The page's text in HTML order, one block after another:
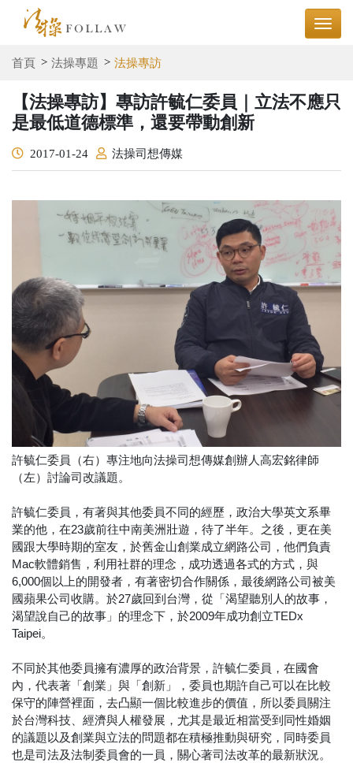
首頁 法操專題 法操專訪
【法操專訪】專訪許毓仁委員｜立法不應只
是最低道德標準，還要帶動創新
2017-01-24 法操司想傳媒
許毓仁委員（右）專注地向法操司想傳媒創辦人高宏銘律師
（左）討論司改議題。
許毓仁委員，有著與其他委員不同的經歷，政治大學英文系畢
業的他，在23歲前往中南美洲壯遊，待了半年。之後，更在美
國跟大學時期的室友，於舊金山創業成立網路公司，他們負責
Mac軟體銷售，利用社群的理念，成功透過各式的方式，與
6,000個以上的開發者，有著密切合作關係，最後網路公司被美
國蘋果公司收購。於27歲回到台灣，從「渴望聽別人的故事，
渴望說自己的故事」的理念下，於2009年成功創立TEDx
Taipei。
不同於其他委員擁有濃厚的政治背景，許毓仁委員，在國會
內，代表著「創業」與「創新」，委員也期許自己可以在比較
保守的陣營裡面，去凸顯一個比較進步的價值，所以委員關注
於台灣科技、經濟與人權發展，尤其是最近相當受到同性婚姻
的議題以及創業與立法的問題都在積極推動與研究，同時委員
也是司法及法制委員會的一員，關心著司法改革的最新狀況。